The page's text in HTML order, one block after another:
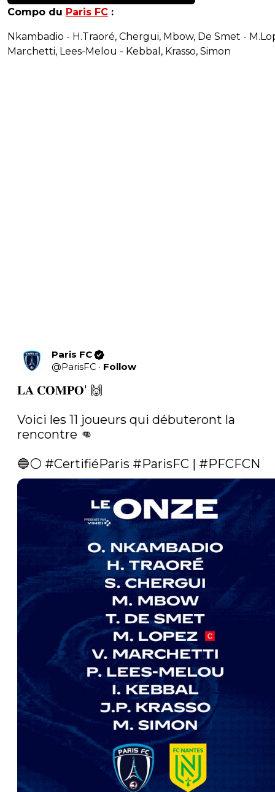
Compo du Paris FC :
Nkambadio - H.Traoré, Chergui, Mbow, De Smet -
Marchetti, Lees-Melou - Kebbal, Krasso, Simon
Paris FC
@ParisFC · Follow
𝐋𝐀 𝐂𝐎𝐌𝐏𝐎' 🙌
Voici les 11 joueurs qui débuteront la
rencontre 👊
🔵⚪️ #CertifiéParis #ParisFC | #PFCFCN